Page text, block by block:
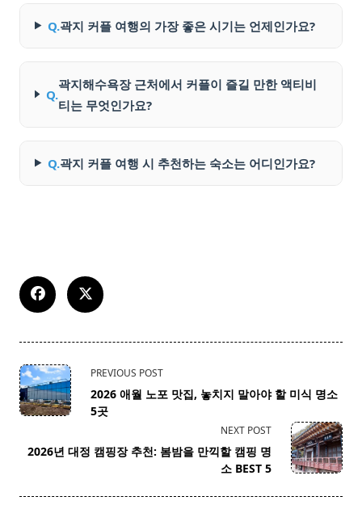
Q.곽지 커플 여행의 가장 좋은 시기는 언제인가요?
Q.
곽지해수욕장 근처에서 커플이 즐길 만한 액티비
티는 무엇인가요?
Q.곽지 커플 여행 시 추천하는 숙소는 어디인가요?
<span
class="nav-
subtitle
reader-
PREVIOUS POST
2026 애월 노포 맛집, 놓치지 말아야 할 미식 명소
5곳
NEXT POST
2026년 대정 캠핑장 추천: 봄밤을 만끽할 캠핑 명
소 BEST 5